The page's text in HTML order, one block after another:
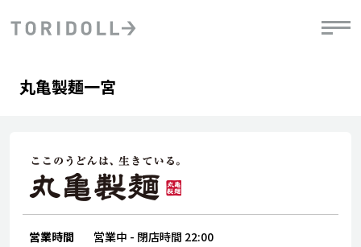
会社情報
デジタルトランス
フォーメーション戦略
DXビジョン2028
粟田社長が語る
トリドールのサステナビリティ
ステークホルダーとの
丸亀製麺一宮
営業時間 営業中 - 閉店時間 22:00